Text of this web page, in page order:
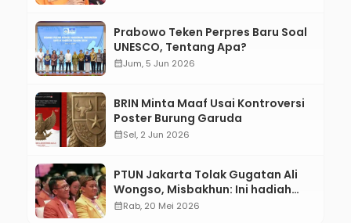
Prabowo Teken Perpres Baru Soal
UNESCO, Tentang Apa?
calendar_monthJum, 5 Jun 2026
BRIN Minta Maaf Usai Kontroversi
Poster Burung Garuda
calendar_monthSel, 2 Jun 2026
PTUN Jakarta Tolak Gugatan Ali
Wongso, Misbakhun: Ini hadiah
Ulang Tahun Ke-66 SOKSI
calendar_monthRab, 20 Mei 2026